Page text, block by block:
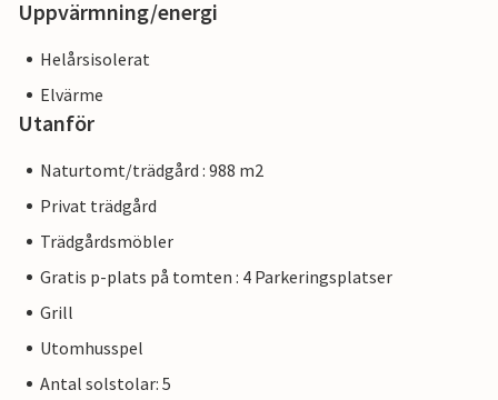
Uppvärmning/energi
Helårsisolerat
Elvärme
Utanför
Naturtomt/trädgård : 988 m2
Privat trädgård
Trädgårdsmöbler
Gratis p-plats på tomten : 4 Parkeringsplatser
Grill
Utomhusspel
Antal solstolar: 5